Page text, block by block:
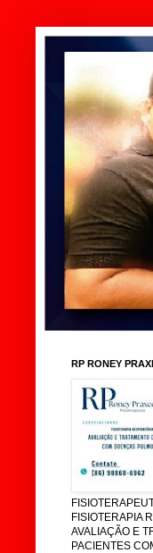
RP RONEY
FISIOTERAPIA
AVALIAÇÃO E
PACIENTES